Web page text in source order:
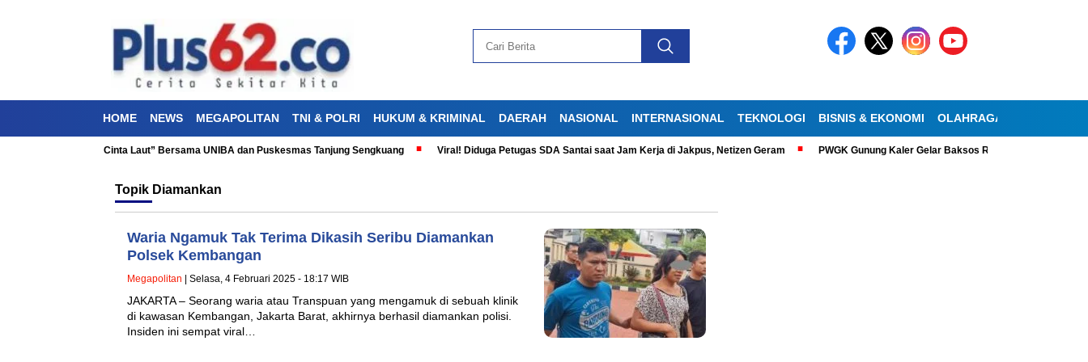
HOME NEWS MEGAPOLITAN TNI & POLRI HUKUM & KRIMINAL DAERAH NASIONAL INTERNASIONAL TEKNOLOGI BISNIS & EKONOMI OLAHRAGA
Kesehatan “Aku Cinta Laut” Bersama UNIBA dan Puskesmas Tanjung Sengkuang Viral! Diduga Petugas SDA Santai saat Jam Kerja di Jakpus, Netizen Geram PWGK Gunung Kaler Gelar Baksos Ramadan, Bantu Lansia
Topik Diamankan
Waria Ngamuk Tak Terima Dikasih Seribu Diamankan
Polsek Kembangan
Megapolitan | Selasa, 4 Februari 2025 - 18:17 WIB
JAKARTA – Seorang waria atau Transpuan yang mengamuk di sebuah klinik
di kawasan Kembangan, Jakarta Barat, akhirnya berhasil diamankan polisi.
Insiden ini sempat viral…